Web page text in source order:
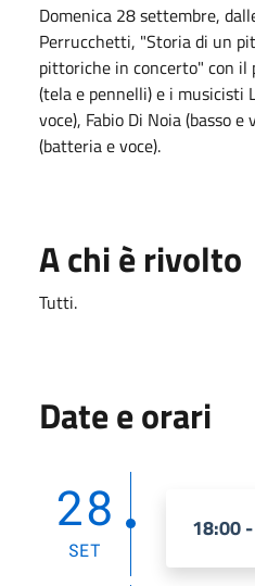
Domenica 28 settembre,
Perrucchetti, "Storia di un
pittoriche in concerto" con il
(tela e pennelli) e i musicisti
voce), Fabio Di Noia (basso
(batteria e voce).
A chi è rivolto
Tutti.
Date e orari
28
SET
18:00